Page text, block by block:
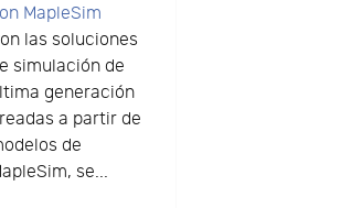
MapleSim
las soluciones
simulación de
generación
a partir de
de
se...